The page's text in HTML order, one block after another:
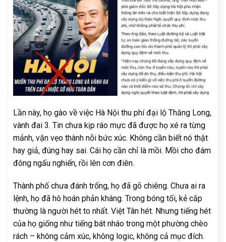
Lần này, họ gào về việc Hà Nội thu phí đại lộ Thăng Long,
vành đai 3. Tin chưa kịp ráo mực đã được họ xé ra từng
mảnh, vặn vẹo thành nỗi bức xúc. Không cần biết nó thật
hay giả, đúng hay sai. Cái họ cần chỉ là mồi. Mồi cho đám
đông ngấu nghiến, rồi lên cơn điên.
Thành phố chưa đánh trống, họ đã gõ chiêng. Chưa ai ra
lệnh, họ đã hô hoán phản kháng. Trong bóng tối, kẻ cắp
thường là người hét to nhất. Việt Tân hét. Nhưng tiếng hét
của họ giống như tiếng bát nháo trong một phường chèo
rách – không cảm xúc, không logic, không cả mục đích.